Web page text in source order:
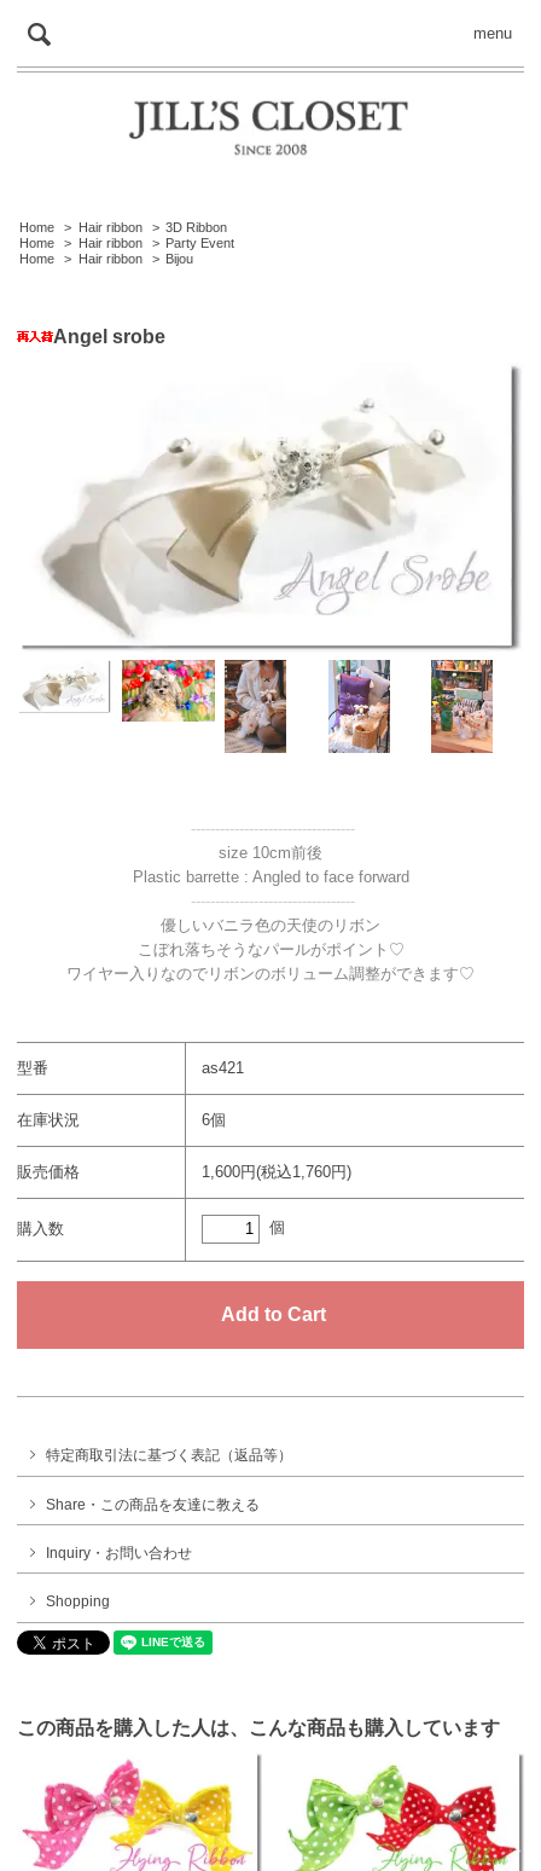
menu
Home > Hair ribbon > 3D Ribbon
Home
> Hair ribbon > Party Event
Home
> Hair ribbon > Bijou
Angel srobe
----------------------------------
size 10cm前後
Plastic barrette : Angled to face forward
----------------------------------
優しいバニラ色の天使のリボン
こぼれ落ちそうなパールがポイント♡
ワイヤー入りなのでリボンのボリューム調整ができます♡
型番 as421
在庫状況 6個
販売価格 1,600円(税込1,760円)
購入数 個
特定商取引法に基づく表記（返品等）
Share・この商品を友達に教える
Inquiry・お問い合わせ
Shopping
この商品を購入した人は、こんな商品も購入しています